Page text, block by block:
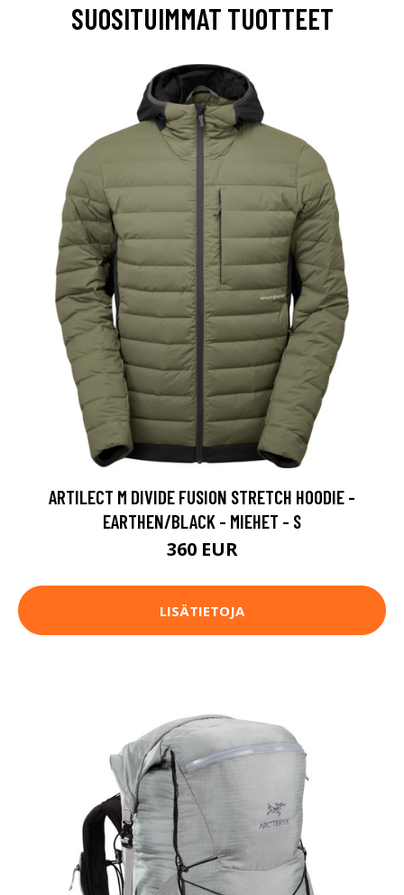
SUOSITUIMMAT TUOTTEET
ARTILECT M DIVIDE FUSION STRETCH HOODIE -
EARTHEN/BLACK - MIEHET - S
360 EUR
LISÄTIETOJA